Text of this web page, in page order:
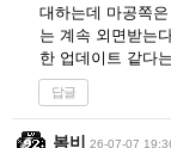
대하는데 마공쪽
는 계속 외면받는
한 업데이트 같다는
답글
봄비 26-07-07